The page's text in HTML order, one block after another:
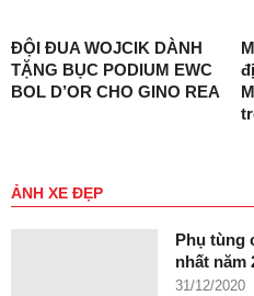
ĐỘI ĐUA WOJCIK DÀNH
TẶNG BỤC PODIUM EWC
BOL D’OR CHO GINO REA
ẢNH XE ĐẸP
Phụ tùng
nhất năm
31/12/2020